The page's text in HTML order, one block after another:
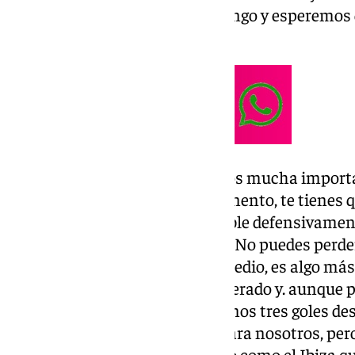
mucho para ayudarnos el domingo y
«Le damos mucha
cabeza no funciona, en ese momento, te
equipo como el nuestro, tan fiable
puede ser un problema táctico. No puedes
tácticamente en un partido y medio, es algo
equipo que creo que hemos superado y.
excusa débil de decir, conseguimos tres goles
Es un consuelo un poco débil para nosotros,